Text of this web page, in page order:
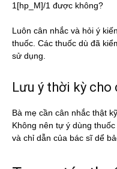
1[hp_M]/1 được không?
Luôn cân nhắc và hỏi ý
thuốc. Các thuốc dù đã
sử dụng.
Lưu ý thời kỳ cho
Bà mẹ cần cân nhắc thật
Không nên tự ý dùng
và chỉ dẫn của bác sĩ dể